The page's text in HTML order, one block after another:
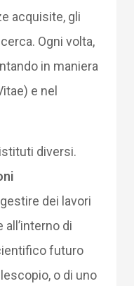
acquisite, gli
Ogni volta,
in maniera
e nel
diversi.
dei lavori
di
futuro
o di uno